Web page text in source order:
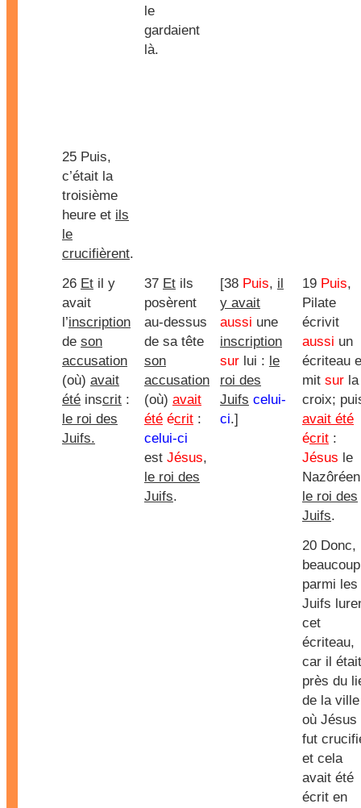
le
gardaient
là.
25 Puis,
c’était la
troisième
heure et ils
le
crucifièrent.
26 Et il y
avait
l’inscription
de son
accusation
(où) avait
été inscrit :
le roi des
Juifs.
37 Et ils
posèrent
au-dessus
de sa tête
son
accusation
(où) avait
été écrit :
celui-ci
est Jésus,
le roi des
Juifs.
[38 Puis, il
y avait
aussi une
inscription
sur lui : le
roi des
Juifs celui-
ci.]
19 Puis,
Pilate
écrivit
aussi un
écriteau
mit sur la
croix;
avait été
écrit :
Jésus le
le roi des
Juifs.
20 Donc,
beaucoup
parmi les
Juifs
cet
écriteau,
car il était
près du
de la ville
où Jésus
fut
et cela
avait été
écrit en